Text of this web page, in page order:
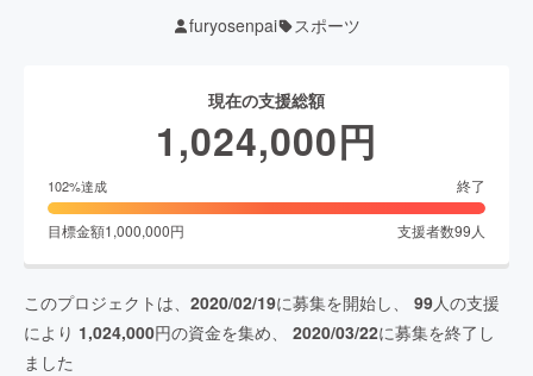
furyosenpai スポーツ
現在の支援総額
1,024,000円
102%達成 終了
目標金額1,000,000円 支援者数99 人
このプロジェクトは、 2020/02/19に募集を開始し、 99人の支援
により 1,024,000円の資金を集め、 2020/03/22に募集を終了し
ました